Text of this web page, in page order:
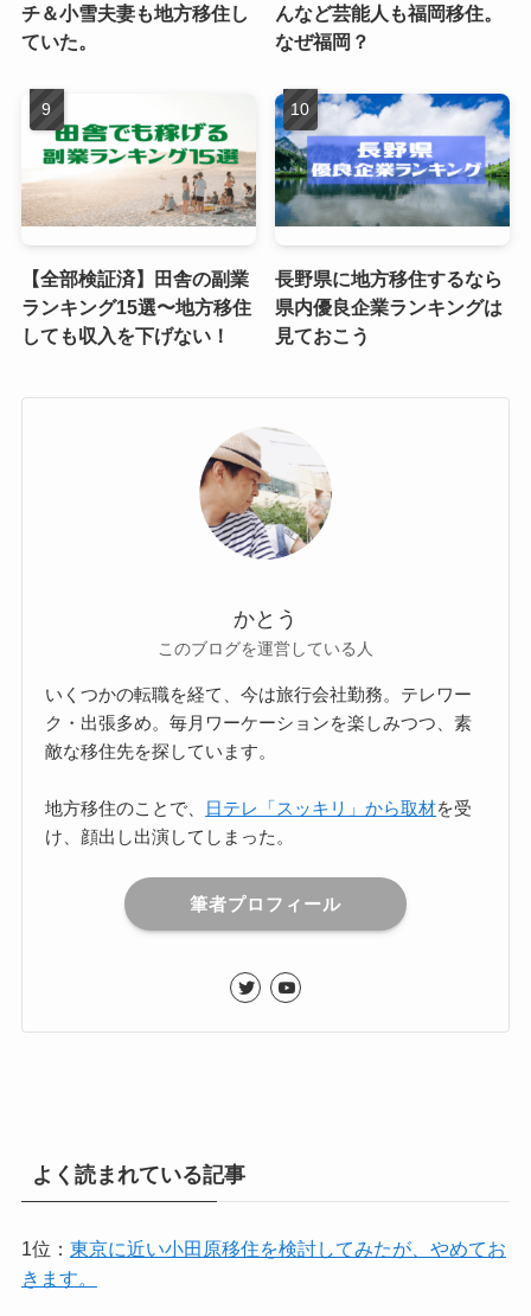
チ＆小雪夫妻も地方移住し
ていた。
んなど芸能人も福岡移住。
なぜ福岡？
【全部検証済】田舎の副業
ランキング15選〜地方移住
しても収入を下げない！
長野県に地方移住するなら
県内優良企業ランキングは
見ておこう
かとう
このブログを運営している人
いくつかの転職を経て、今は旅行会社勤務。テレワー
ク・出張多め。毎月ワーケーションを楽しみつつ、素
敵な移住先を探しています。
地方移住のことで、 日テレ「スッキリ」から取材を受
け、顔出し出演してしまった。
筆者プロフィール
よく読まれている記事
1位： 東京に近い小田原移住を検討してみたが、やめてお
きます。